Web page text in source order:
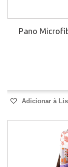
Pano
Adicionar à